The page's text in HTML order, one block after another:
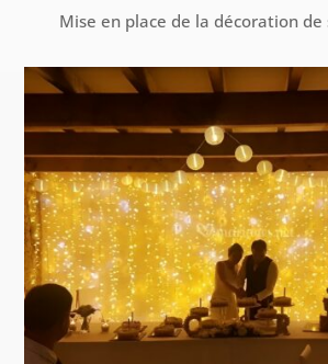
Mise en place de la décoration